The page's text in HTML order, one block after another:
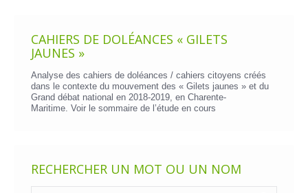
CAHIERS DE DOLÉANCES « GILETS
JAUNES »
Analyse des cahiers de doléances / cahiers citoyens créés
dans le contexte du mouvement des « Gilets jaunes » et du
Grand débat national en 2018-2019, en Charente-
Maritime. Voir le sommaire de l’étude en cours
RECHERCHER UN MOT OU UN NOM